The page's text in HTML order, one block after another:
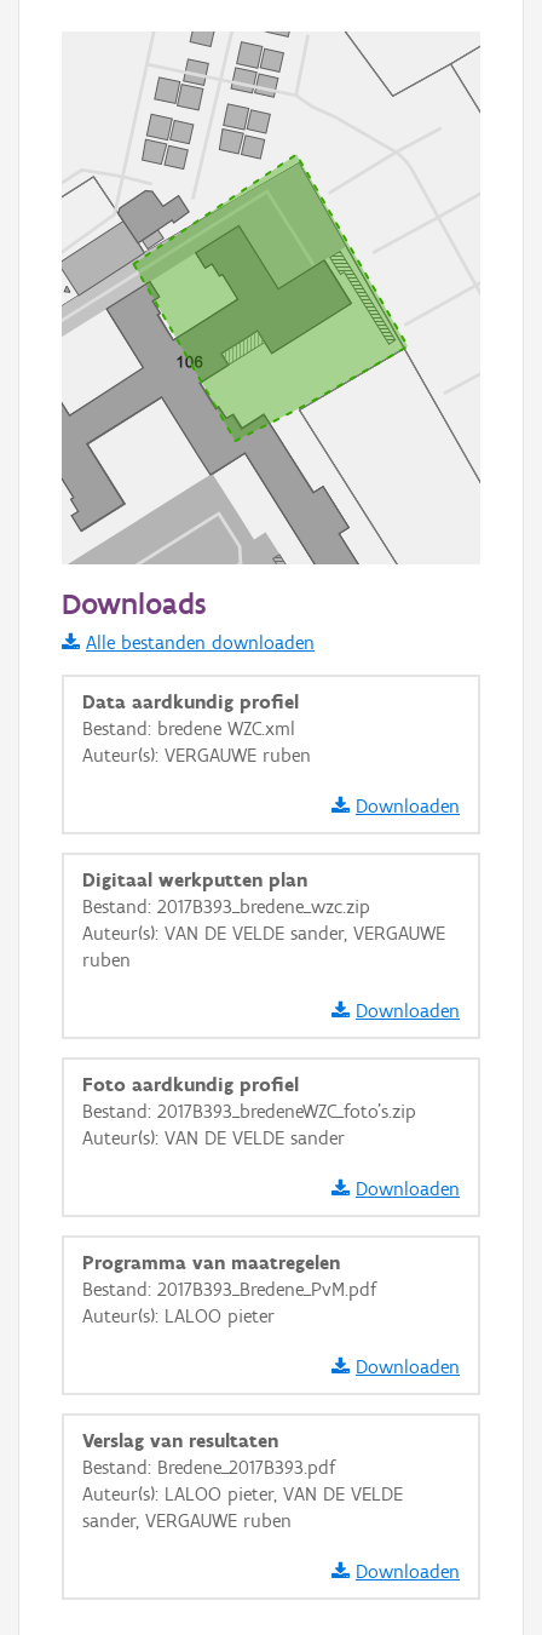
Informatie Vlaanderen
i
+ −
Basis Lagen
Ortho
GRB-Basiskaart in grijswaarden
Downloads
Alle bestanden downloaden
Data aardkundig profiel
Bestand: bredene WZC.xml
Auteur(s): VERGAUWE ruben
Downloaden
Digitaal werkputten plan
Bestand: 2017B393_bredene_wzc.zip
Auteur(s): VAN DE VELDE sander, VERGAUWE
ruben
Downloaden
Foto aardkundig profiel
Bestand: 2017B393_bredeneWZC_foto's.zip
Auteur(s): VAN DE VELDE sander
Downloaden
Programma van maatregelen
Bestand: 2017B393_Bredene_PvM.pdf
Auteur(s): LALOO pieter
Downloaden
Verslag van resultaten
Bestand: Bredene_2017B393.pdf
Auteur(s): LALOO pieter, VAN DE VELDE
sander, VERGAUWE ruben
Downloaden